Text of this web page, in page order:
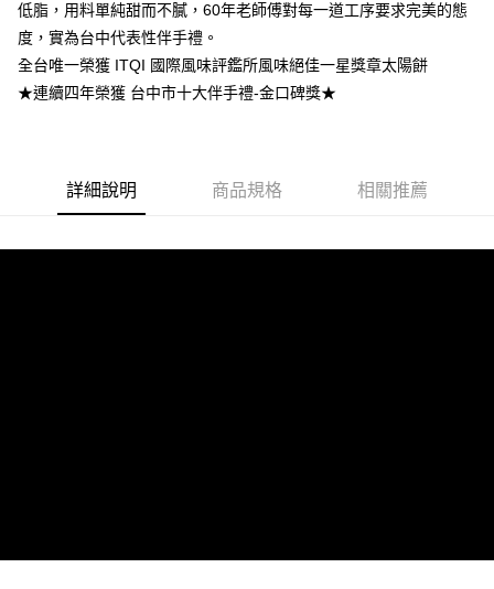
低脂，用料單純甜而不膩，60年老師傅對每一道工序要求完美的態
度，實為台中代表性伴手禮。
全台唯一榮獲 ITQI 國際風味評鑑所風味絕佳一星獎章太陽餅
★連續四年榮獲 台中市十大伴手禮-金口碑獎★
詳細說明 商品規格 相關推薦